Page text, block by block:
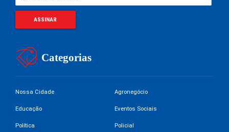
Categorias
Nossa Cidade Agronegócio
Educação Eventos Sociais
Política Policial